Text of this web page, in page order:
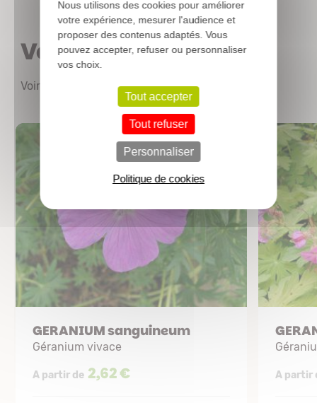
Vous aimerez aussi
Voir les autres produits
GERANIUM sanguineum
Géranium vivace
A partir de 2,62 € A partir
Nous utilisons des cookies pour améliorer
votre expérience, mesurer l'audience et
proposer des contenus adaptés. Vous
pouvez accepter, refuser ou personnaliser
vos choix.
Tout accepter
Tout refuser
Personnaliser
Politique de cookies